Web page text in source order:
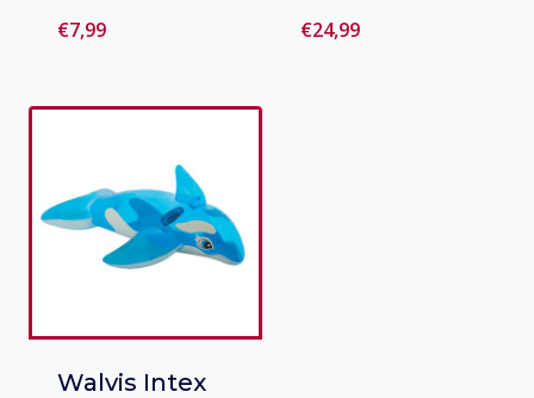
€7,99
aan verlanglijst
€24,99
Walvis Intex